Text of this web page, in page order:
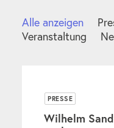
Alle anzeigen
Veranstaltung
PRESSE
Wilhelm